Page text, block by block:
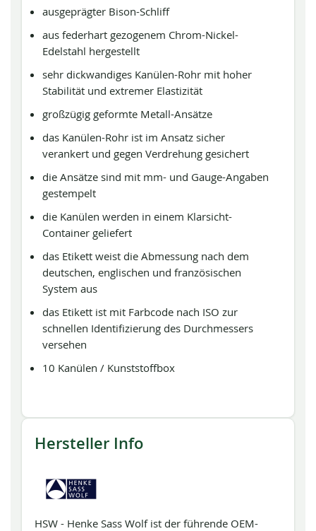
ausgeprägter Bison-Schliff
aus federhart gezogenem Chrom-Nickel-
Edelstahl hergestellt
sehr dickwandiges Kanülen-Rohr mit hoher
Stabilität und extremer Elastizität
großzügig geformte Metall-Ansätze
das Kanülen-Rohr ist im Ansatz sicher
verankert und gegen Verdrehung gesichert
die Ansätze sind mit mm- und Gauge-Angaben
gestempelt
die Kanülen werden in einem Klarsicht-
Container geliefert
das Etikett weist die Abmessung nach dem
deutschen, englischen und französischen
System aus
das Etikett ist mit Farbcode nach ISO zur
schnellen Identifizierung des Durchmessers
versehen
10 Kanülen / Kunststoffbox
Hersteller Info
HSW - Henke Sass Wolf ist der führende OEM-